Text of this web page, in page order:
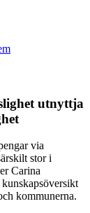
utnyttja
via
stor i
Carina
kommunerna.